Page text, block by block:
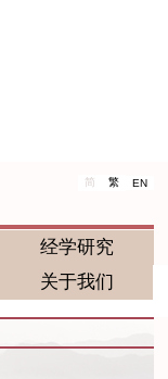
简 繁 EN
经学研究
关于我们